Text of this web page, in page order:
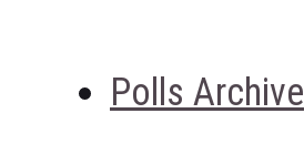
Polls Archive